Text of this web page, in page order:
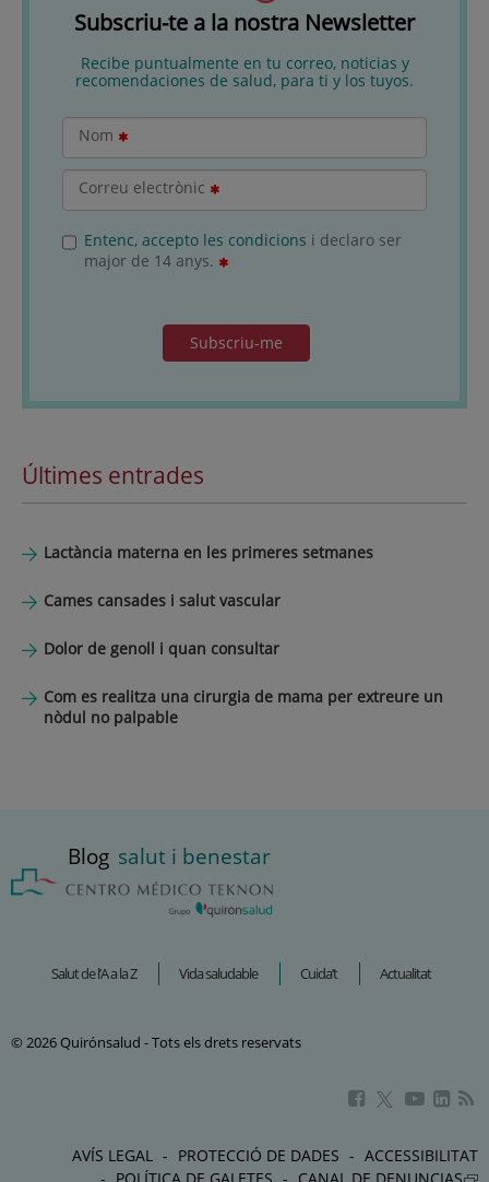
Subscriu-te a la nostra Newsletter
Recibe puntualmente en tu correo, noticias y
recomendaciones de salud, para ti y los tuyos.
Nom
Correu electrònic
Entenc, accepto les condicions i declaro ser
major de 14 anys.
Subscriu-me
Últimes entrades
Lactància materna en les primeres setmanes
Cames cansades i salut vascular
Dolor de genoll i quan consultar
Com es realitza una cirurgia de mama per extreure un
nòdul no palpable
Blog salut i benestar
Salut de l’A a la Z Vida saludable Cuida’t Actualitat
© 2026 Quirónsalud - Tots els drets reservats
Aquest
en
Aquest
s'obrirà
en
Aquest
en en
AVÍS LEGAL PROTECCIÓ DE DADES
ACCESSIBILITAT
POLÍTICA DE GALETES
CANAL DE DENUNCIAS